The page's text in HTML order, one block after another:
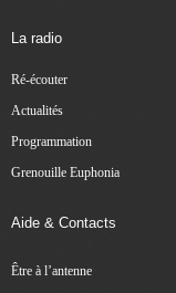
La radio
Ré-écouter
Actualités
Programmation
Grenouille Euphonia
Aide & Contacts
Être à l’antenne